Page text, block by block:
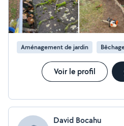
Aménagement de jardin
Voir le profil
David Bocahu